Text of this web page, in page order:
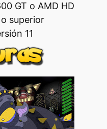
GT o AMD HD
superior
11